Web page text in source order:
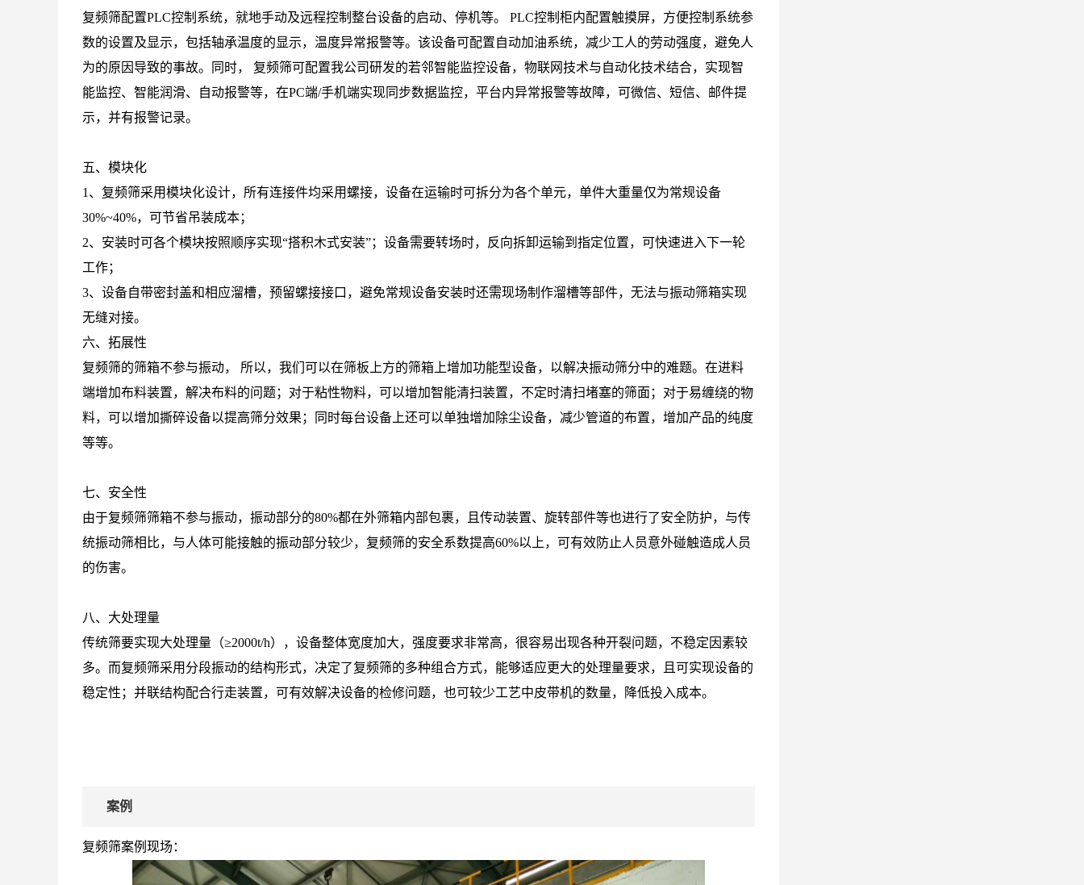
复频筛配置PLC控制系统，就地手动及远程控制整台设备的启动、停机等。 PLC控制柜内配置触摸屏，方便控制系统参
数的设置及显示，包括轴承温度的显示，温度异常报警等。该设备可配置自动加油系统，减少工人的劳动强度，避免人
为的原因导致的事故。同时， 复频筛可配置我公司研发的若邻智能监控设备，物联网技术与自动化技术结合，实现智
能监控、智能润滑、自动报警等，在PC端/手机端实现同步数据监控，平台内异常报警等故障，可微信、短信、邮件提
示，并有报警记录。
五、模块化
1、复频筛采用模块化设计，所有连接件均采用螺接，设备在运输时可拆分为各个单元，单件大重量仅为常规设备
30%~40%，可节省吊装成本；
2、安装时可各个模块按照顺序实现“搭积木式安装”；设备需要转场时，反向拆卸运输到指定位置，可快速进入下一轮
工作；
3、设备自带密封盖和相应溜槽，预留螺接接口，避免常规设备安装时还需现场制作溜槽等部件，无法与振动筛箱实现
无缝对接。
六、拓展性
复频筛的筛箱不参与振动， 所以，我们可以在筛板上方的筛箱上增加功能型设备，以解决振动筛分中的难题。在进料
端增加布料装置，解决布料的问题；对于粘性物料，可以增加智能清扫装置，不定时清扫堵塞的筛面；对于易缠绕的物
料，可以增加撕碎设备以提高筛分效果；同时每台设备上还可以单独增加除尘设备，减少管道的布置，增加产品的纯度
等等。
七、安全性
由于复频筛筛箱不参与振动，振动部分的80%都在外筛箱内部包裹，且传动装置、旋转部件等也进行了安全防护，与传
统振动筛相比，与人体可能接触的振动部分较少，复频筛的安全系数提高60%以上，可有效防止人员意外碰触造成人员
的伤害。
八、大处理量
传统筛要实现大处理量（≥2000t/h），设备整体宽度加大，强度要求非常高，很容易出现各种开裂问题，不稳定因素较
多。而复频筛采用分段振动的结构形式，决定了复频筛的多种组合方式，能够适应更大的处理量要求，且可实现设备的
稳定性；并联结构配合行走装置，可有效解决设备的检修问题，也可较少工艺中皮带机的数量，降低投入成本。
案例
复频筛案例现场：